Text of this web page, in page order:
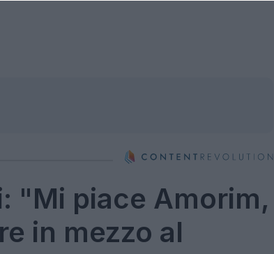
"Mi piace Amorim,
in mezzo al